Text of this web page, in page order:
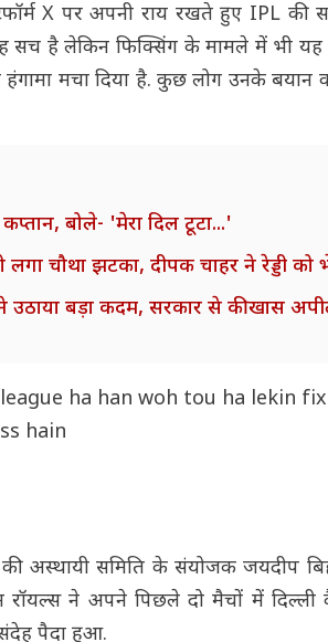
X पर अपनी राय रखते हुए IPL की
सच है लेकिन फिक्सिंग के मामले में भी
मचा दिया है. कुछ लोग उनके
बोले- 'मेरा दिल टूटा...'
चौथा झटका, दीपक चाहर ने रेड्डी
उठाया बड़ा कदम, सरकार से की खास
ha han woh tou ha lekin
hain
अस्थायी समिति के संयोजक जयदीप
रॉयल्स ने अपने पिछले दो मैचों में
पैदा हुआ.